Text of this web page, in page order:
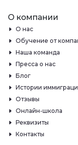
О компании
О нас
Обучение от
Наша команда
Пресса о нас
Блог
Истории
Отзывы
Онлайн-школа
Реквизиты
Контакты